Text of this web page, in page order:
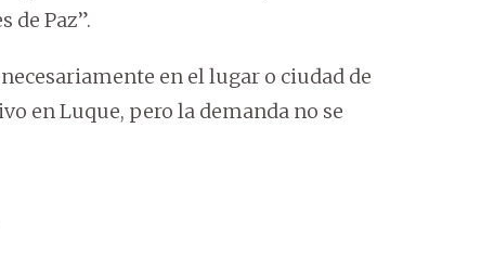
de Paz”.
en el lugar o ciudad de
en Luque, pero la demanda no se